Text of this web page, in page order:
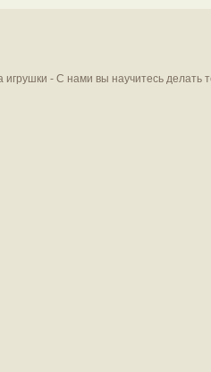
- С нами вы научитесь делать